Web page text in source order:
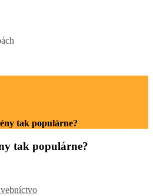
tak populárne?
tak populárne?